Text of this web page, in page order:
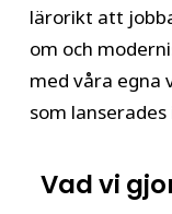
lärorikt att
om och
med våra
som
Vad vi